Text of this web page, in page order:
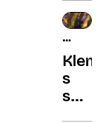
je
z
ritko,
s